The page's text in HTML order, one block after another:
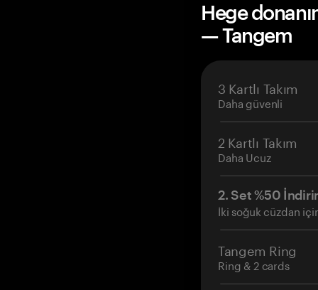
Hege
— Tangem
3 Kartlı Takım
Daha güvenli
2 Kartlı Takım
Daha Ucuz
2. Set %50
İki soğuk cüzdan
Tangem Ring
Ring & 2 cards